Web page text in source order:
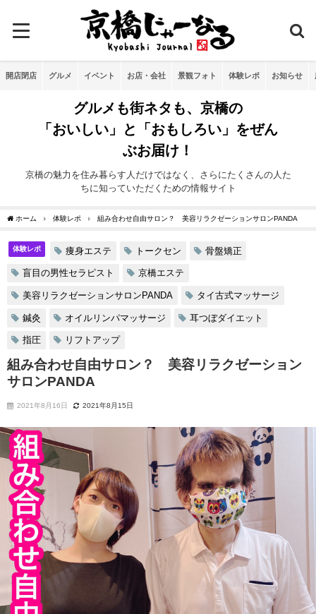
開店閉店 グルメ イベント お店・会社 景観フォト 体験レポ お知らせ
グルメも街ネタも、京橋の
「おいしい」と「おもしろい」をぜん
ぶお届け！
京橋の魅力を住み暮らす人だけではなく、さらにたくさんの人た
ちに知っていただくための情報サイト
ホーム 体験レポ 組み合わせ自由サロン？ 美容リラクゼーションサロンPANDA
体験レポ 痩身エステ トークセン 骨盤矯正
盲目の男性セラピスト 京橋エステ
美容リラクゼーションサロンPANDA タイ古式マッサージ
鍼灸 オイルリンパマッサージ 耳つぼダイエット
指圧 リフトアップ
組み合わせ自由サロン？ 美容リラクゼーション
サロンPANDA
2021年8月16日 2021年8月15日